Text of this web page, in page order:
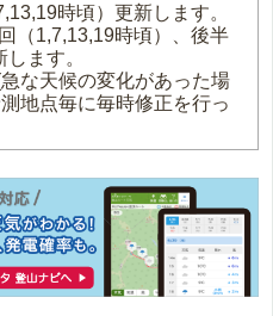
時頃）更新します。
（1,7,13,19時頃）、後半
ます。
な天候の変化があった場
地点毎に毎時修正を行っ